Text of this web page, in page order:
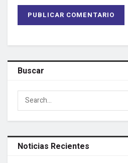
Buscar
Noticias Recientes